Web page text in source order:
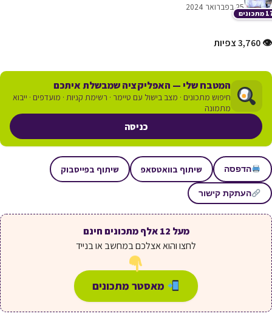
25 בפברואר 2024
👁 3,760 צפיות
המטבח שלי — האפליקציה שמבשלת איתכם
חיפוש מתכונים · מצב בישול עם טיימר · רשימת קניות · מועדפים · ייבוא
מתמונה
כניסה
הדפסה שיתוף בוואטסאפ שיתוף בפייסבוק
העתקת קישור
מעל 12 אלף מתכונים חינם
לחצו והוא אצלכם במחשב או בנייד
מאסטר מתכונים